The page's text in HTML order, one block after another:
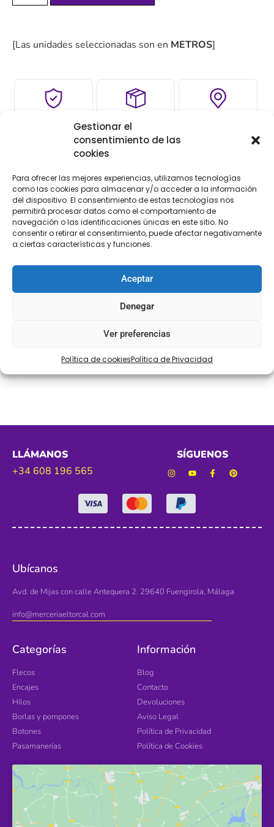
Gestionar el
consentimiento de las
cookies
Para ofrecer las mejores experiencias, utilizamos tecnologías
como las cookies para almacenar y/o acceder a la información
del dispositivo. El consentimiento de estas tecnologías nos
permitirá procesar datos como el comportamiento de
navegación o las identificaciones únicas en este sitio. No
consentir o retirar el consentimiento, puede afectar negativamente
a ciertas características y funciones.
Aceptar
Denegar
Ver preferencias
Política de cookiesPolítica de Privacidad
[Las unidades seleccionadas son en METROS]
Descripción
Información adicional
Valoraciones (0)
Descripción
Cinta fantasía escocesa de 50 mm
Tamaño. 50 mm aprox
Color. escocesa
LLÁMANOS
+34 608 196 565
SÍGUENOS
Ubícanos
Avd. de Mijas con calle Antequera 2. 29640 Fuengirola, Málaga
info@merceriaeltorcal.com
Categorías
Flecos
Encajes
Hilos
Borlas y pompones
Botones
Pasamanerías
Información
Blog
Contacto
Devoluciones
Aviso Legal
Política de Privacidad
Política de Cookies